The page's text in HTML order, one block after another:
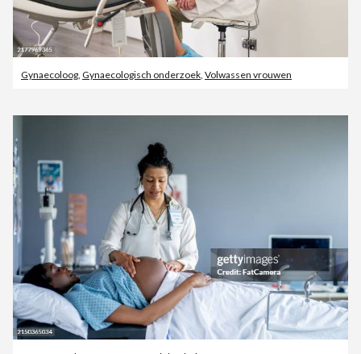
Gynaecoloog, Gynaecologisch onderzoek, Volwassen vrouwen